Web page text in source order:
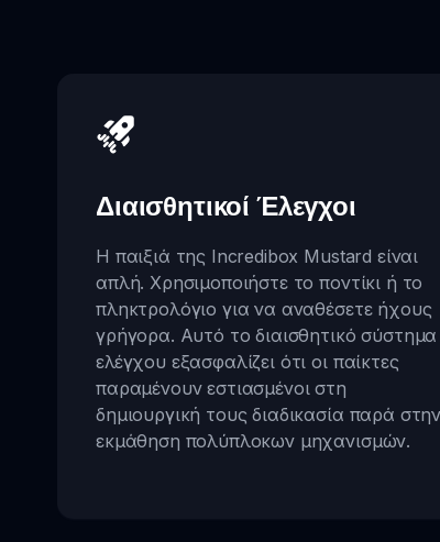
Διαισθητικοί Έλεγχοι
Η παιξιά της Incredibox Mustard είναι
απλή. Χρησιμοποιήστε το ποντίκι ή το
πληκτρολόγιο για να αναθέσετε ήχους
γρήγορα. Αυτό το διαισθητικό σύστημα
ελέγχου εξασφαλίζει ότι οι παίκτες
παραμένουν εστιασμένοι στη
δημιουργική τους διαδικασία παρά στην
εκμάθηση πολύπλοκων μηχανισμών.